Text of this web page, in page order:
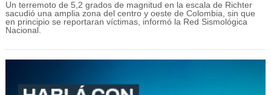
Un terremoto de 5,2 grados de magnitud en la escala de Richter
sacudió una amplia zona del centro y oeste de Colombia, sin que
en principio se reportaran víctimas, informó la Red Sismológica
Nacional.